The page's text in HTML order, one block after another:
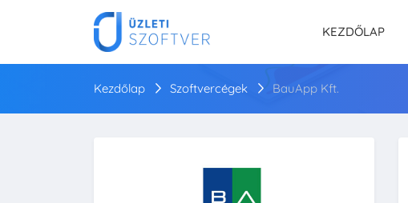
KEZDŐLAP
Kezdőlap Szoftvercégek BauApp Kft.